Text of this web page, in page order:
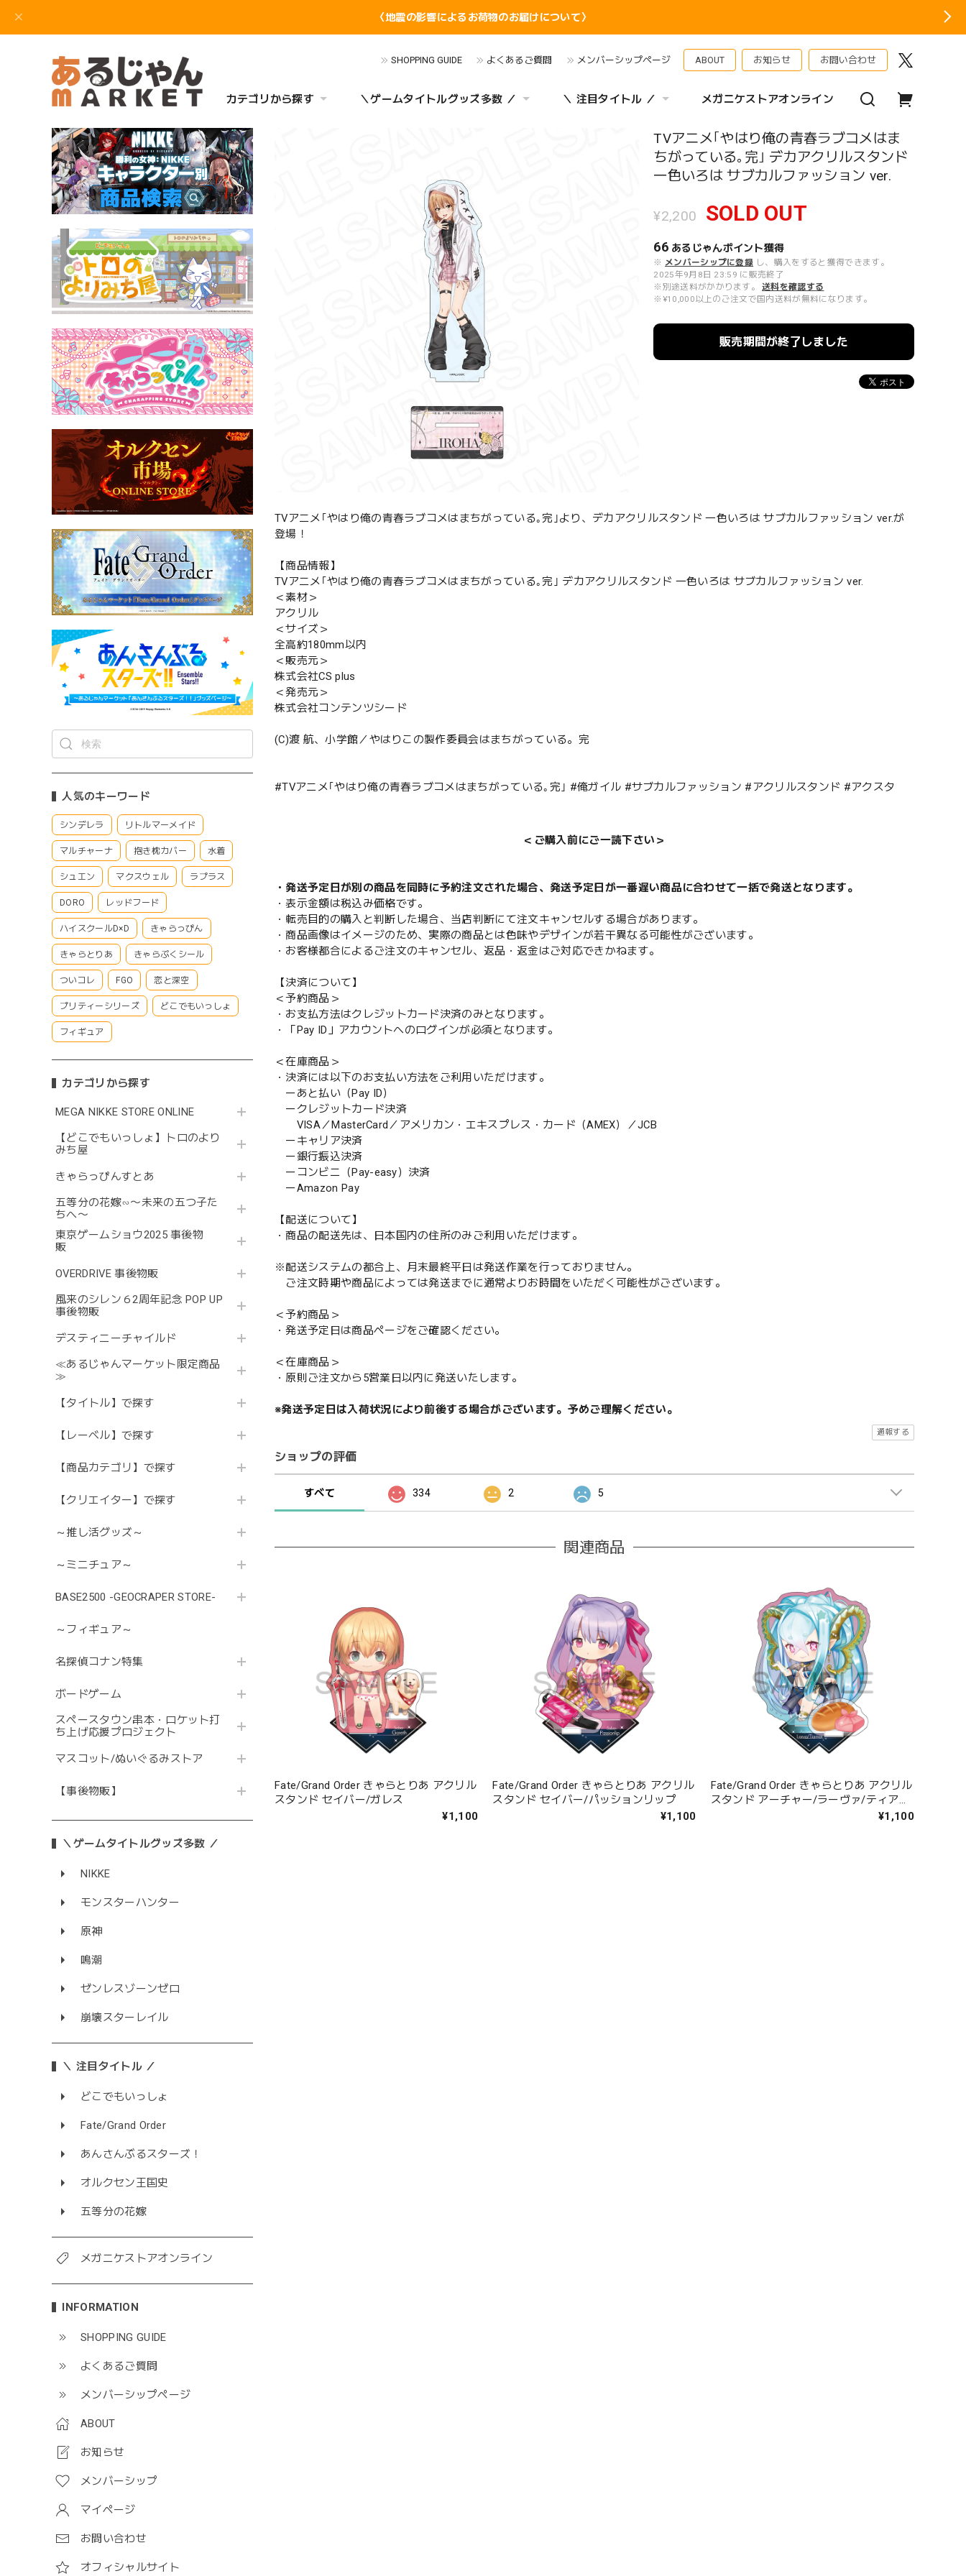
〈地震の影響によるお荷物のお届けについて〉
SHOPPING GUIDE よくあるご質問 メンバーシップページ ABOUT お知らせ お問い合わせ
カテゴリから探す ＼ゲームタイトルグッズ多数 ／ ＼ 注目タイトル ／ メガニケストアオンライン
人気のキーワード
シンデレラ リトルマーメイド
マルチャーナ 抱き枕カバー 水着
シュエン マクスウェル ラプラス
DORO レッドフード
ハイスクールD×D きゃらっぴん
きゃらとりあ きゃらぷくシール
ついコレ FGO 恋と深空
プリティーシリーズ どこでもいっしょ
フィギュア
カテゴリから探す
MEGA NIKKE STORE ONLINE
【どこでもいっしょ】トロのより
みち屋
きゃらっぴんすとあ
五等分の花嫁∽〜未来の五つ子た
ちへ〜
東京ゲームショウ2025 事後物
販
OVERDRIVE 事後物販
風来のシレン６2周年記念 POP UP
事後物販
デスティニーチャイルド
≪あるじゃんマーケット限定商品
≫
【タイトル】で探す
【レーベル】で探す
【商品カテゴリ】で探す
【クリエイター】で探す
～推し活グッズ～
～ミニチュア～
BASE2500 -GEOCRAPER STORE-
～フィギュア～
名探偵コナン特集
ボードゲーム
スペースタウン串本・ロケット打
ち上げ応援プロジェクト
マスコット/ぬいぐるみストア
【事後物販】
＼ゲームタイトルグッズ多数 ／
NIKKE
モンスターハンター
原神
鳴潮
ゼンレスゾーンゼロ
崩壊スターレイル
＼ 注目タイトル ／
どこでもいっしょ
Fate/Grand Order
あんさんぶるスターズ！
オルクセン王国史
五等分の花嫁
メガニケストアオンライン
INFORMATION
SHOPPING GUIDE
よくあるご質問
メンバーシップページ
ABOUT
お知らせ
メンバーシップ
マイページ
お問い合わせ
オフィシャルサイト
TVアニメ｢やはり俺の青春ラブコメはま
ちがっている｡完｣ デカアクリルスタンド
一色いろは サブカルファッション ver.
¥2,200 SOLD OUT
66 あるじゃんポイント獲得
※ メンバーシップに登録 し、購入をすると獲得できます。
2025年9月8日 23:59 に販売終了
※別途送料がかかります。
送料を確認する
※¥10,000以上のご注文で国内送料が無料になります。
販売期間が終了しました
TVアニメ｢やはり俺の青春ラブコメはまちがっている｡完｣より、デカアクリルスタンド 一色いろは サブカルファッション ver.が
登場！
【商品情報】
TVアニメ｢やはり俺の青春ラブコメはまちがっている｡完｣ デカアクリルスタンド 一色いろは サブカルファッション ver.
＜素材＞
アクリル
＜サイズ＞
全高約180mm以内
＜販売元＞
株式会社CS plus
＜発売元＞
株式会社コンテンツシード
(C)渡 航、小学館／やはりこの製作委員会はまちがっている。完
#TVアニメ｢やはり俺の青春ラブコメはまちがっている｡完｣ #俺ガイル #サブカルファッション #アクリルスタンド #アクスタ
＜ご購入前にご一読下さい＞
・発送予定日が別の商品を同時に予約注文された場合、発送予定日が一番遅い商品に合わせて一括で発送となります。
・表示金額は税込み価格です。
・転売目的の購入と判断した場合、当店判断にて注文キャンセルする場合があります。
・商品画像はイメージのため、実際の商品とは色味やデザインが若干異なる可能性がございます。
・お客様都合によるご注文のキャンセル、返品・返金はご対応できかねます。
【決済について】
＜予約商品＞
・お支払方法はクレジットカード決済のみとなります。
・「Pay ID」アカウントへのログインが必須となります。
＜在庫商品＞
・決済には以下のお支払い方法をご利用いただけます。
ーあと払い（Pay ID）
ークレジットカード決済
VISA／MasterCard／アメリカン・エキスプレス・カード（AMEX）／JCB
ーキャリア決済
ー銀行振込決済
ーコンビニ（Pay-easy）決済
ーAmazon Pay
【配送について】
・商品の配送先は、日本国内の住所のみご利用いただけます。
※配送システムの都合上、月末最終平日は発送作業を行っておりません。
ご注文時期や商品によっては発送までに通常よりお時間をいただく可能性がございます。
＜予約商品＞
・発送予定日は商品ページをご確認ください。
＜在庫商品＞
・原則ご注文から5営業日以内に発送いたします。
※発送予定日は入荷状況により前後する場合がございます。予めご理解ください。
通報する
ショップの評価
すべて 334 2 5
関連商品
Fate/Grand Order きゃらとりあ アクリル
スタンド セイバー/ガレス
¥1,100
Fate/Grand Order きゃらとりあ アクリル
スタンド セイバー/パッションリップ
¥1,100
Fate/Grand Order きゃらとりあ アクリル
スタンド アーチャー/ラーヴァ/ティアマ
¥1,100